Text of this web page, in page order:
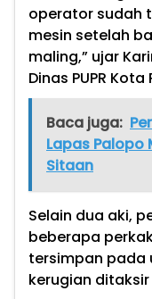
operator sudah
mesin setelah
maling,” ujar
Dinas PUPR Kota
Baca juga:
Lapas Palopo
Sitaan
Selain dua aki,
beberapa
tersimpan pada
kerugian